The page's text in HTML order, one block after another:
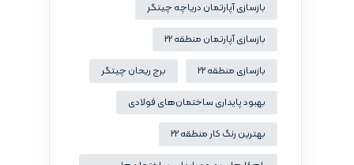
بازسازی آپارتمان دریاچه چیتگر
بازسازی آپارتمان منطقه 22
بازسازی منطقه 22 برج ریحان چیتگر
بهبود پایداری ساختمان‌های فولادی
بهترین رنگ کار منطقه 22